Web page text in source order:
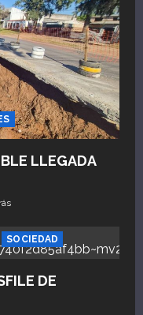
LLEGADA
SOCIEDAD
DE